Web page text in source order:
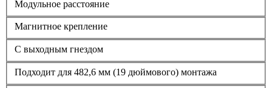
Модульное расстояние
Магнитное крепление
С выходным гнездом
Подходит для 482,6 мм (19 дюймового) монтажа